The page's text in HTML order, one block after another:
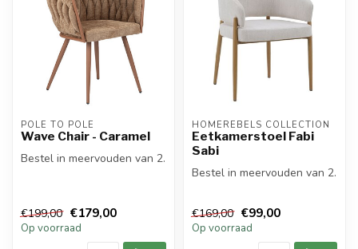
POLE TO POLE
Wave Chair - Caramel
Bestel in meervouden van 2.
€199,00 €179,00
Op voorraad
HOMEREBELS COLLECTION
Eetkamerstoel Fabi
Sabi
Bestel in meervouden van 2.
€169,00 €99,00
Op voorraad